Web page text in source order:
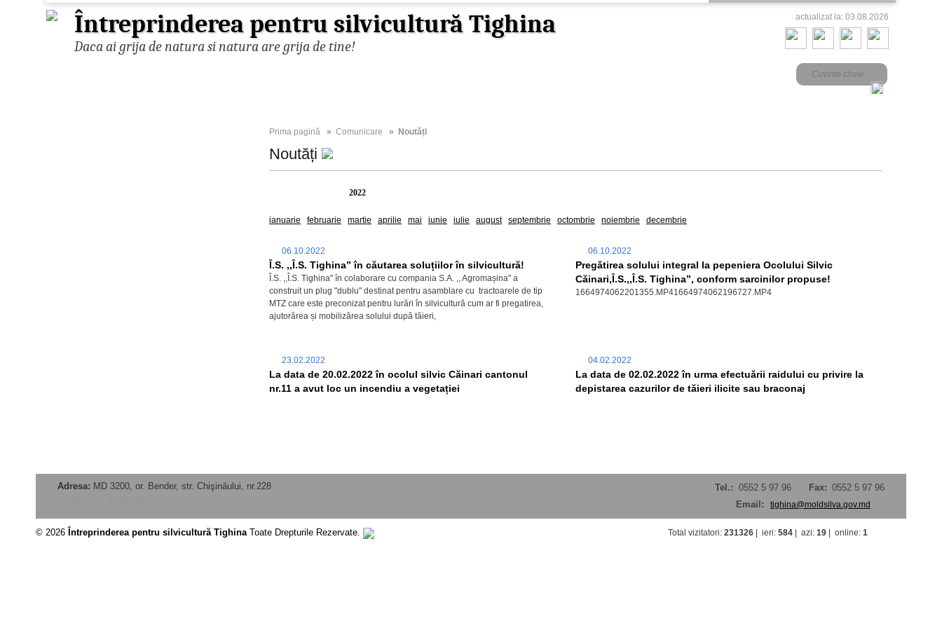
Întreprinderea pentru silvicultură Tighina
Daca ai grija de natura si natura are grija de tine!
actualizat la: 03.08.2026
Prima pagină » Comunicare » Noutăți
Noutăți
2022
ianuarie februarie martie aprilie mai iunie iulie august septembrie octombrie noiembrie decembrie
06.10.2022
Î.S. ,,Î.S. Tighina” în căutarea soluțiilor în silvicultură!
Î.S. ,,Î.S. Tighina" în colaborare cu compania S.A. ,, Agromașina" a
construit un plug "dublu" destinat pentru asamblare cu tractoarele de tip
MTZ care este preconizat pentru lurări în silvicultură cum ar fi pregatirea,
ajutorărea și mobilizărea solului după tăieri,
06.10.2022
Pregătirea solului integral la pepeniera Ocolului Silvic
Căinari,Î.S.,,Î.S. Tighina”, conform sarcinilor propuse!
1664974062201355.MP41664974062196727.MP4
23.02.2022
La data de 20.02.2022 în ocolul silvic Căinari cantonul
nr.11 a avut loc un incendiu a vegetației
04.02.2022
La data de 02.02.2022 în urma efectuării raidului cu privire la
depistarea cazurilor de tăieri ilicite sau braconaj
Adresa: MD 3200, or. Bender, str. Chişinăului, nr.228 Tel.: 0552 5 97 96 Fax: 0552 5 97 96
Email:
tighina@moldsilva.gov.md
© 2026 Întreprinderea pentru silvicultură TighinaToate Drepturile Rezervate. Total vizitatori: 231326 ieri: 584 azi: 19 online: 1